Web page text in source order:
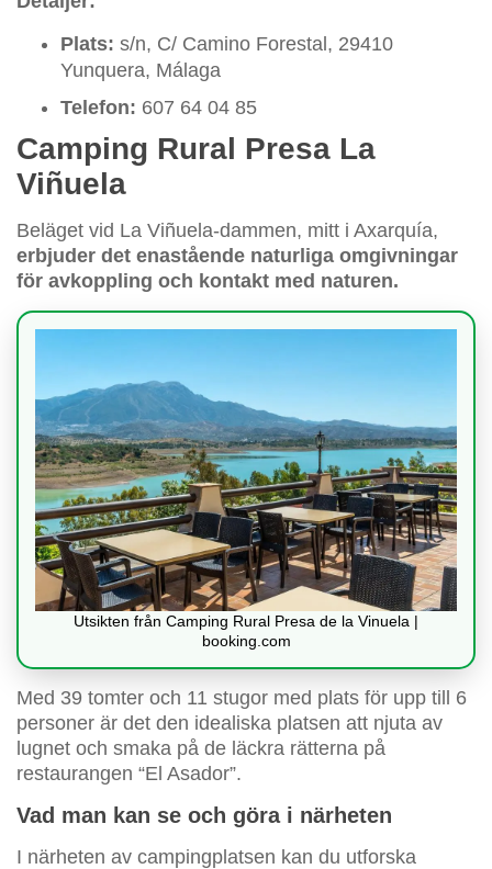
Plats: s/n, C/ Camino Forestal, 29410
Yunquera, Málaga
Telefon: 607 64 04 85
Camping Rural Presa La
Viñuela
Beläget vid La Viñuela-dammen, mitt i Axarquía,
erbjuder det enastående naturliga omgivningar
för avkoppling och kontakt med naturen.
Utsikten från Camping Rural Presa de la Vinuela |
booking.com
Med 39 tomter och 11 stugor med plats för upp till 6
personer är det den idealiska platsen att njuta av
lugnet och smaka på de läckra rätterna på
restaurangen “El Asador”.
Vad man kan se och göra i närheten
I närheten av campingplatsen kan du utforska